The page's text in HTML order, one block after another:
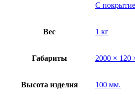
С
Вес 1 кг
Габариты 2000 × 120
Высота изделия 100 мм.